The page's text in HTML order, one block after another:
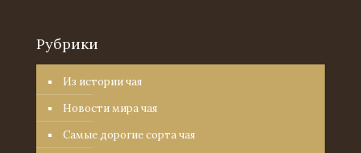
Рубрики
Из истории чая
Новости мира чая
Самые дорогие сорта чая